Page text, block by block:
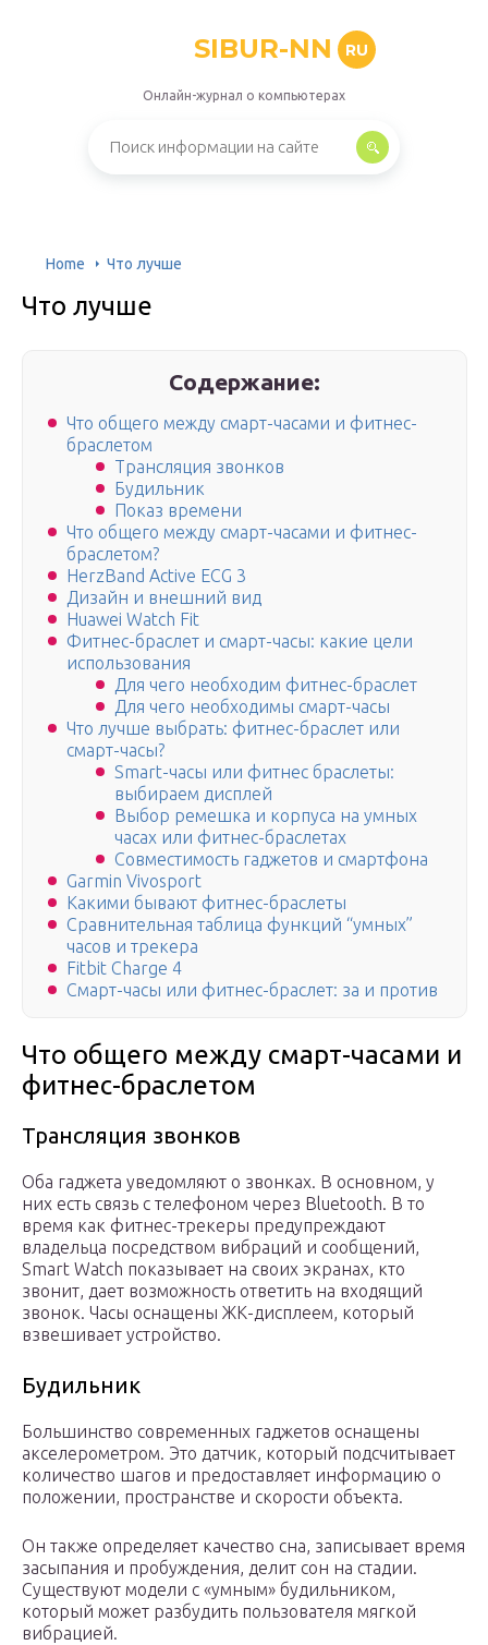
SIBUR-NN RU
Онлайн-журнал о компьютерах
Home Что лучше
Что лучше
Содержание:
Что общего между смарт-часами и фитнес-
браслетом
Трансляция звонков
Будильник
Показ времени
Что общего между смарт-часами и фитнес-
браслетом?
HerzBand Active ECG 3
Дизайн и внешний вид
Huawei Watch Fit
Фитнес-браслет и смарт-часы: какие цели
использования
Для чего необходим фитнес-браслет
Для чего необходимы смарт-часы
Что лучше выбрать: фитнес-браслет или
смарт-часы?
Smart-часы или фитнес браслеты:
выбираем дисплей
Выбор ремешка и корпуса на умных
часах или фитнес-браслетах
Совместимость гаджетов и смартфона
Garmin Vivosport
Какими бывают фитнес-браслеты
Сравнительная таблица функций “умных”
часов и трекера
Fitbit Charge 4
Смарт-часы или фитнес-браслет: за и против
Что общего между смарт-часами и
фитнес-браслетом
Трансляция звонков
Оба гаджета уведомляют о звонках. В основном, у
них есть связь с телефоном через Bluetooth. В то
время как фитнес-трекеры предупреждают
владельца посредством вибраций и сообщений,
Smart Watch показывает на своих экранах, кто
звонит, дает возможность ответить на входящий
звонок. Часы оснащены ЖК-дисплеем, который
взвешивает устройство.
Будильник
Большинство современных гаджетов оснащены
акселерометром. Это датчик, который подсчитывает
количество шагов и предоставляет информацию о
положении, пространстве и скорости объекта.
Он также определяет качество сна, записывает время
засыпания и пробуждения, делит сон на стадии.
Существуют модели с «умным» будильником,
который может разбудить пользователя мягкой
вибрацией.